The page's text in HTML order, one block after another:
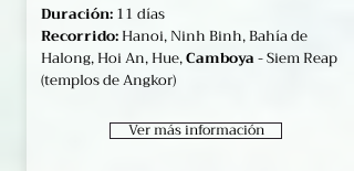
Duración:11 días
Recorrido:Hanoi, Ninh Binh, Bahía de
Halong, Hoi An, Hue,Camboya- Siem Reap
(templos de Angkor)
Ver más información